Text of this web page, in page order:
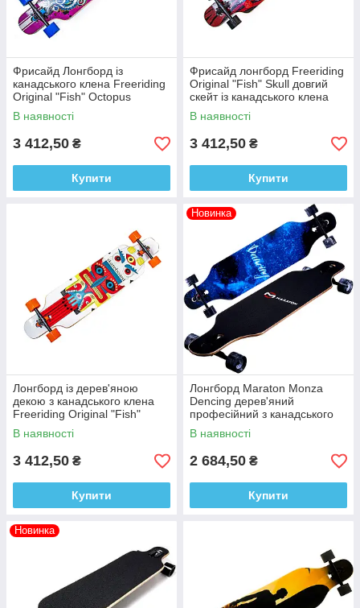
Фрисайд Лонгборд із
канадського клена Freeriding
Original "Fish" Octopus
оригінал, довгий скейт для
катання
В наявності
3 412,50 ₴
Купити
Фрисайд лонгборд Freeriding
Original "Fish" Skull довгий
скейт із канадського клена
для катання дітей від 7 років
В наявності
3 412,50 ₴
Купити
Лонгборд із дерев'яною
декою з канадського клена
Freeriding Original "Fish"
White, дитячий скейт для
катання
В наявності
3 412,50 ₴
Купити
Новинка
Лонгборд Maraton Monza
Dencing дерев'яний
професійний з канадського
клена (чорно-синій)
В наявності
2 684,50 ₴
Купити
Новинка